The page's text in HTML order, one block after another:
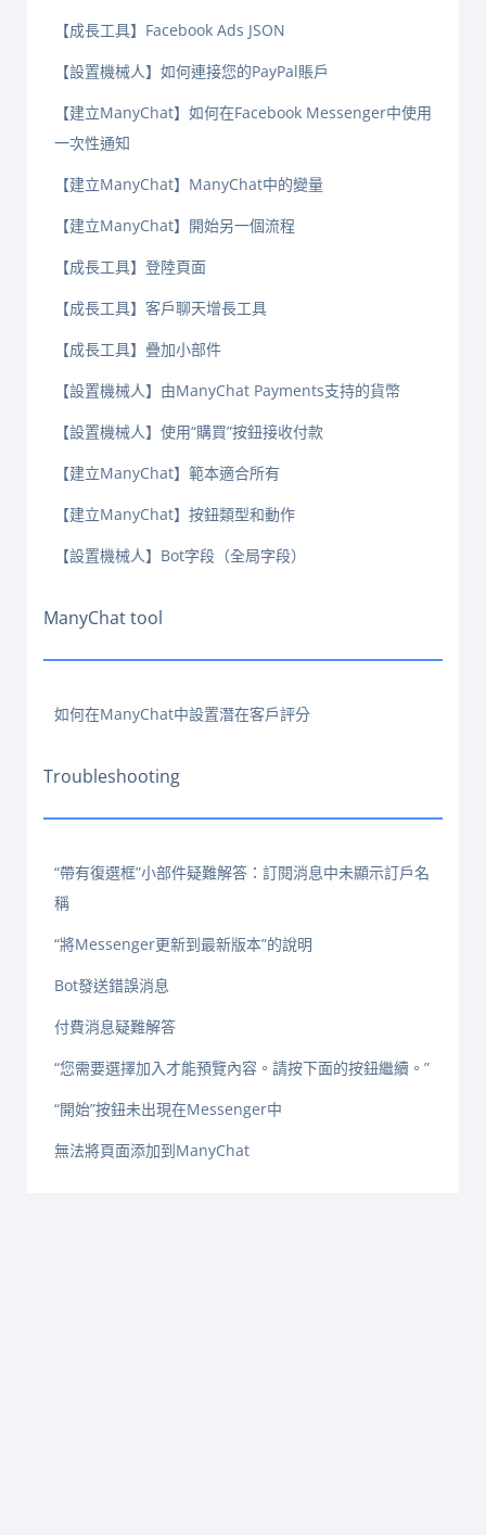
【成長工具】Facebook Ads JSON
【設置機械人】如何連接您的PayPal賬戶
【建立ManyChat】如何在Facebook Messenger中使用
一次性通知
【建立ManyChat】ManyChat中的變量
【建立ManyChat】開始另一個流程
【成長工具】登陸頁面
【成長工具】客戶聊天增長工具
【成長工具】疊加小部件
【設置機械人】由ManyChat Payments支持的貨幣
【設置機械人】使用“購買”按鈕接收付款
【建立ManyChat】範本適合所有
【建立ManyChat】按鈕類型和動作
【設置機械人】Bot字段（全局字段）
ManyChat tool
如何在ManyChat中設置潛在客戶評分
Troubleshooting
“帶有復選框”小部件疑難解答：訂閱消息中未顯示訂戶名
稱
“將Messenger更新到最新版本”的說明
Bot發送錯誤消息
付費消息疑難解答
“您需要選擇加入才能預覽內容。請按下面的按鈕繼續。”
“開始”按鈕未出現在Messenger中
無法將頁面添加到ManyChat